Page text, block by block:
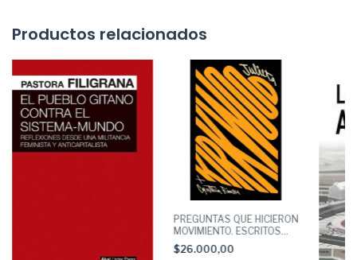
Productos relacionados
PREGUNTAS QUE HICIERON
MOVIMIENTO. ESCRITOS
FEMINISTAS 1970-1985
$26.000,00